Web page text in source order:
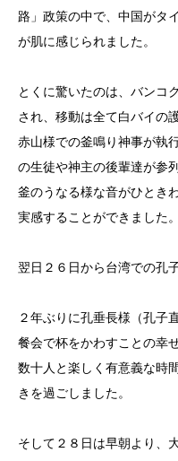
路」政策の中で、中国がタ
が肌に感じられました。
とくに驚いたのは、バンコ
され、移動は全て白バイの
赤山様での釜鳴り神事が執
の生徒や神主の後輩達が参
釜のうなる様な音がひとき
実感することができました
翌日２６日から台湾での孔
２年ぶりに孔垂長様（孔子
餐会で杯をかわすことの幸
数十人と楽しく有意義な時
きを過ごしました。
そして２８日は早朝より、